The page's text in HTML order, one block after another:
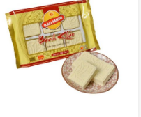
phân phối bởi Công ty